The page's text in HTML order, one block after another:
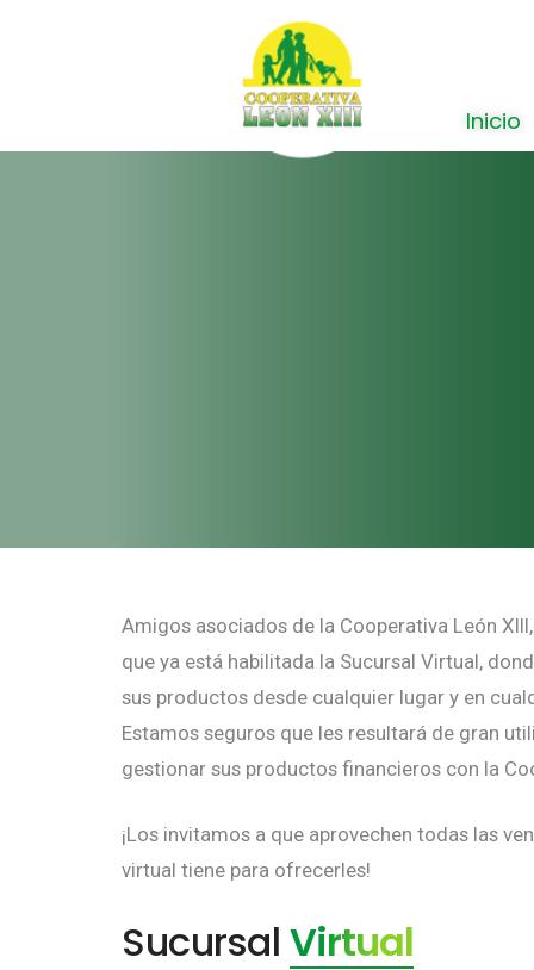
Inicio
Amigos asociados de la Cooperativa León
que ya está habilitada la Sucursal Virtual,
sus productos desde cualquier lugar y en
Estamos seguros que les resultará de gran
gestionar sus productos financieros con la
¡Los invitamos a que aprovechen todas las
virtual tiene para ofrecerles!
Sucursal Virtual